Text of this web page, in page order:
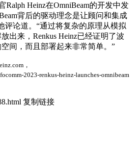
Ralph Heinz在OmniBeam的开发中发
背后的驱动理念是让顾问和集成
评论道。“通过将复杂的原理从模拟
出来，Renkus Heinz已经证明了波
间，而且部署起来非常简单。”
，
2023-renkus-heinz-launches-omnibeam
复制链接